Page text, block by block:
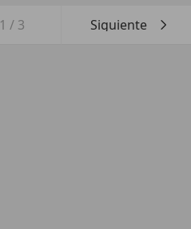
1 / 3 Siguiente